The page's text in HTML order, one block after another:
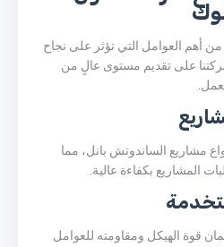
من أهم العوامل التي تؤثر على نجاح
على تقديم مستوى عالٍ من
مشاريع الساندوتش بانل، مما
المشاريع بكفاءة عالية.
قوة الهيكل ومقاومته للعوامل